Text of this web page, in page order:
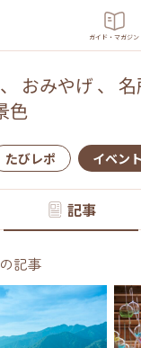
ガイド・マガジン
、 おみやげ 、
色
たびレポ イベント
記事
記事